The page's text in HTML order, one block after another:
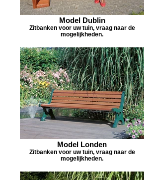
Model Dublin
Zitbanken voor uw tuin, vraag naar de
mogelijkheden.
Model Londen
Zitbanken voor uw tuin, vraag naar de
mogelijkheden.